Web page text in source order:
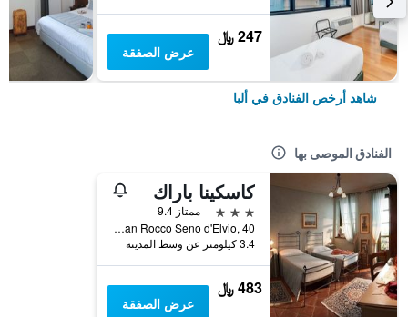
247 ﷼
عرض الصفقة
شاهد أرخص الفنادق في ألبا
الفنادق الموصى بها
كاسكينا باراك
3 نجوم
ممتاز 9.4
Frazione San Rocco Seno d'Elvio, 40, ألبا, مقاطعة كونيو, إيطاليا
3.4 كيلومتر عن وسط المدينة
483 ﷼
عرض الصفقة